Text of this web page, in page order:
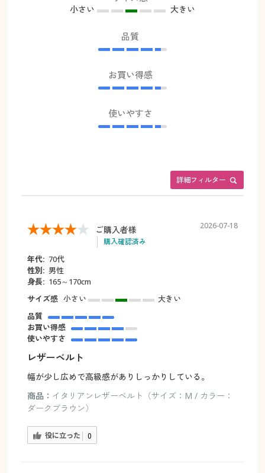
小さい 大きい
品質
お買い得感
使いやすさ
詳細フィルター
ご購入者様
購入確認済み
2026-07-18
年代: 70代
性別: 男性
身長: 165～170cm
サイズ感 小さい
大きい
品質
お買い得感
使いやすさ
レザーベルト
幅が少し広めで高級感がありしっかりしている。
商品： イタリアンレザーベルト（サイズ：M / カラー：
ダークブラウン）
役に立った 0